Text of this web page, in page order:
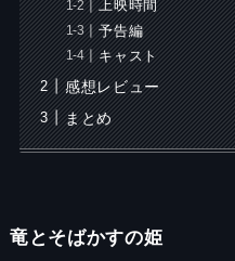
上映時間
予告編
キャスト
感想レビュー
まとめ
竜とそばかすの姫